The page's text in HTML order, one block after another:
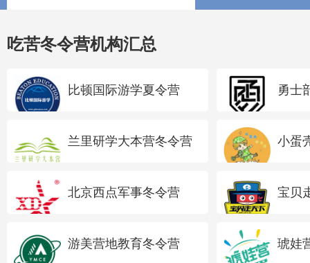
吃苦冬令营机构汇总
比顿国际游学夏令营 勇士
兰里研学大本营冬令营 小蛋
北京西点军事冬令营 宝贝
游美营地教育冬令营 琥娃